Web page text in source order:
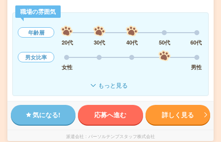
職場の雰囲気
年齢層
20代
30代 40代 50代
60代
男女比率
女性
男性
もっと見る
気になる! 応募へ進む 詳しく見る
派遣会社 パーソルテンプスタッフ株式会社